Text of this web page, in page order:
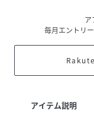
ア
毎月エントリ
アイテム説明